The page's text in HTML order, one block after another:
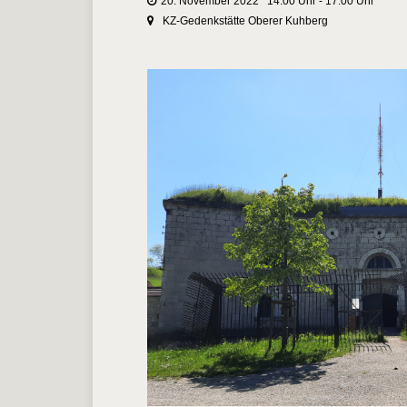
KZ-Gedenkstätte Oberer Kuhberg